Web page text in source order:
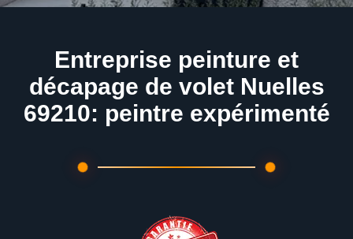
Entreprise peinture et
décapage de volet Nuelles
69210: peintre expérimenté